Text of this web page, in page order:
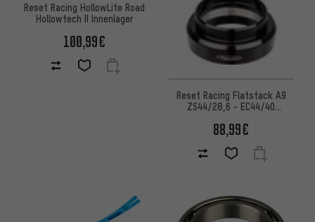
Reset Racing HollowLite Road
Hollowtech II Innenlager
100,99€
Reset Racing Flatstack A9
ZS44/28,6 - EC44/40
88,99€